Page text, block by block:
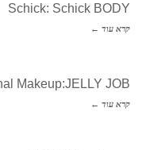
Schick: Schick BODY
קרא עוד ←
Makeup:JELLY JOB
קרא עוד ←